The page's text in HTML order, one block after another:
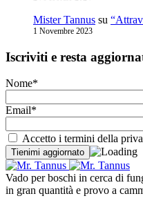
Mister Tannus su
1 Novembre 2023
Iscriviti e resta
Nome*
Email*
Accetto i termini della
Vado per boschi in cerca di
in gran quantità e provo a